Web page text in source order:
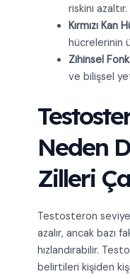
riskini azaltır.
Kırmızı Kan
hücrelerinin
Zihinsel
ve bilişsel
Neden
Zilleri
Testosteron
azalır, ancak bazı
hızlandırabilir.
belirtileri kişiden